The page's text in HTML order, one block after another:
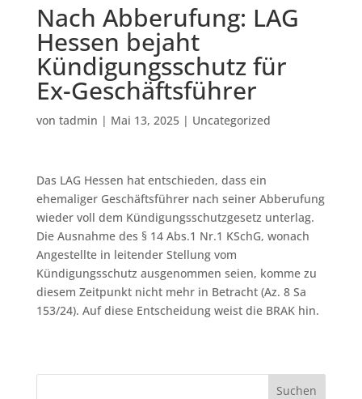
Nach Abberufung: LAG
Hessen bejaht
Kündigungsschutz für
Ex-Geschäftsführer
von tadmin | Mai 13, 2025| Uncategorized
Das LAG Hessen hat entschieden, dass ein
ehemaliger Geschäftsführer nach seiner Abberufung
wieder voll dem Kündigungsschutzgesetz unterlag.
Die Ausnahme des § 14 Abs.1 Nr.1 KSchG, wonach
Angestellte in leitender Stellung vom
Kündigungsschutz ausgenommen seien, komme zu
diesem Zeitpunkt nicht mehr in Betracht (Az. 8 Sa
153/24). Auf diese Entscheidung weist die BRAK hin.